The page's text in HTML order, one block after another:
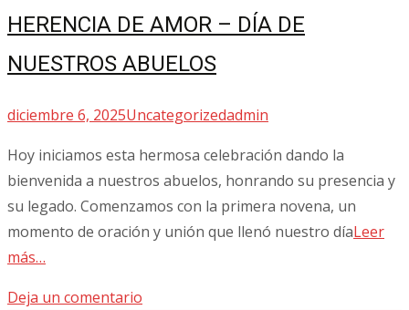
HERENCIA DE AMOR – DÍA DE
NUESTROS ABUELOS
diciembre 6, 2025Uncategorizedadmin
Hoy iniciamos esta hermosa celebración dando la
bienvenida a nuestros abuelos, honrando su presencia y
su legado. Comenzamos con la primera novena, un
momento de oración y unión que llenó nuestro díaLeer
más…
Deja un comentario